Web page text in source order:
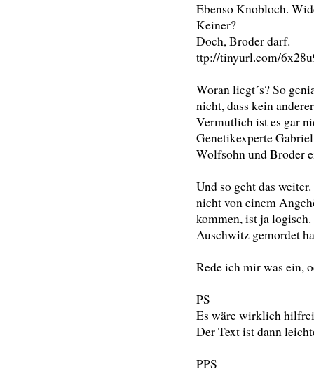
Ebenso Knobloch.
Keiner?
Doch, Broder darf.
ttp://tinyurl.com/
Woran liegt´s? So
nicht, dass kein
Vermutlich ist es gar
Genetikexperte
Wolfsohn und Broder
Und so geht das
nicht von einem
kommen, ist ja
Auschwitz gemordet
Rede ich mir was ein,
PS
Es wäre wirklich
Der Text ist dann
PPS